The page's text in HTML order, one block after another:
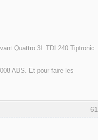
Quattro 3L TDI 240 Tiptronic
ABS. Et pour faire les
61